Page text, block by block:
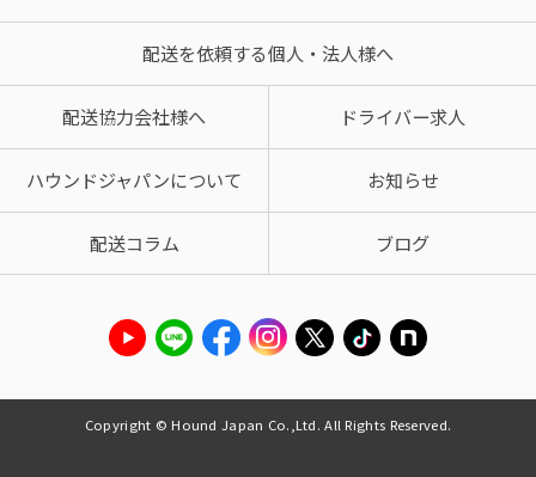
配送を依頼する個人・法人様へ
配送協力会社様へ ドライバー求人
ハウンドジャパンについて お知らせ
配送コラム ブログ
Copyright © Hound Japan Co.,Ltd. All Rights Reserved.